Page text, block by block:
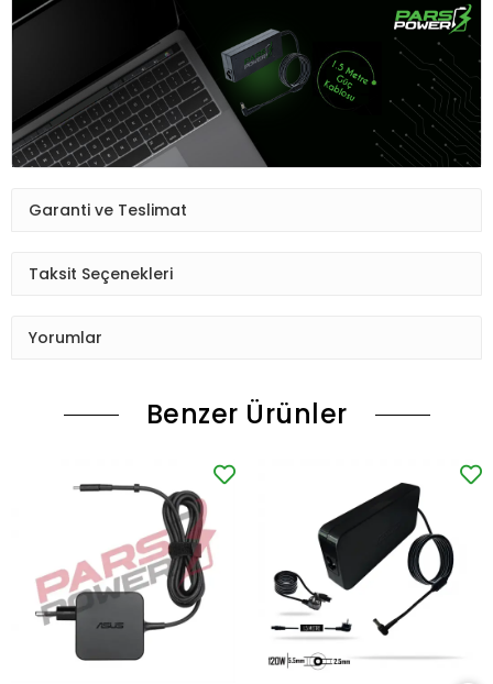
Garanti ve Teslimat
Taksit Seçenekleri
Yorumlar
Benzer Ürünler